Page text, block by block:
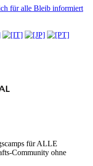
für alle Bleib informiert
für ALLE
Community ohne